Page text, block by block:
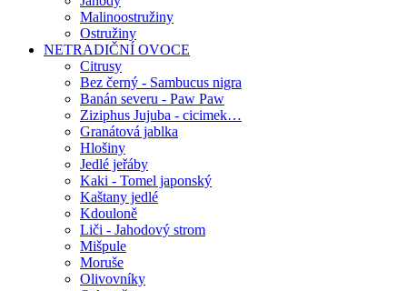
Malinoostružiny
Ostružiny
NETRADIČNÍ OVOCE
Citrusy
Bez černý - Sambucus nigra
Banán severu - Paw Paw
Ziziphus Jujuba - cicimek…
Granátová jablka
Hlošiny
Jedlé jeřáby
Kaki - Tomel japonský
Kaštany jedlé
Kdouloně
Liči - Jahodový strom
Mišpule
Moruše
Olivovníky